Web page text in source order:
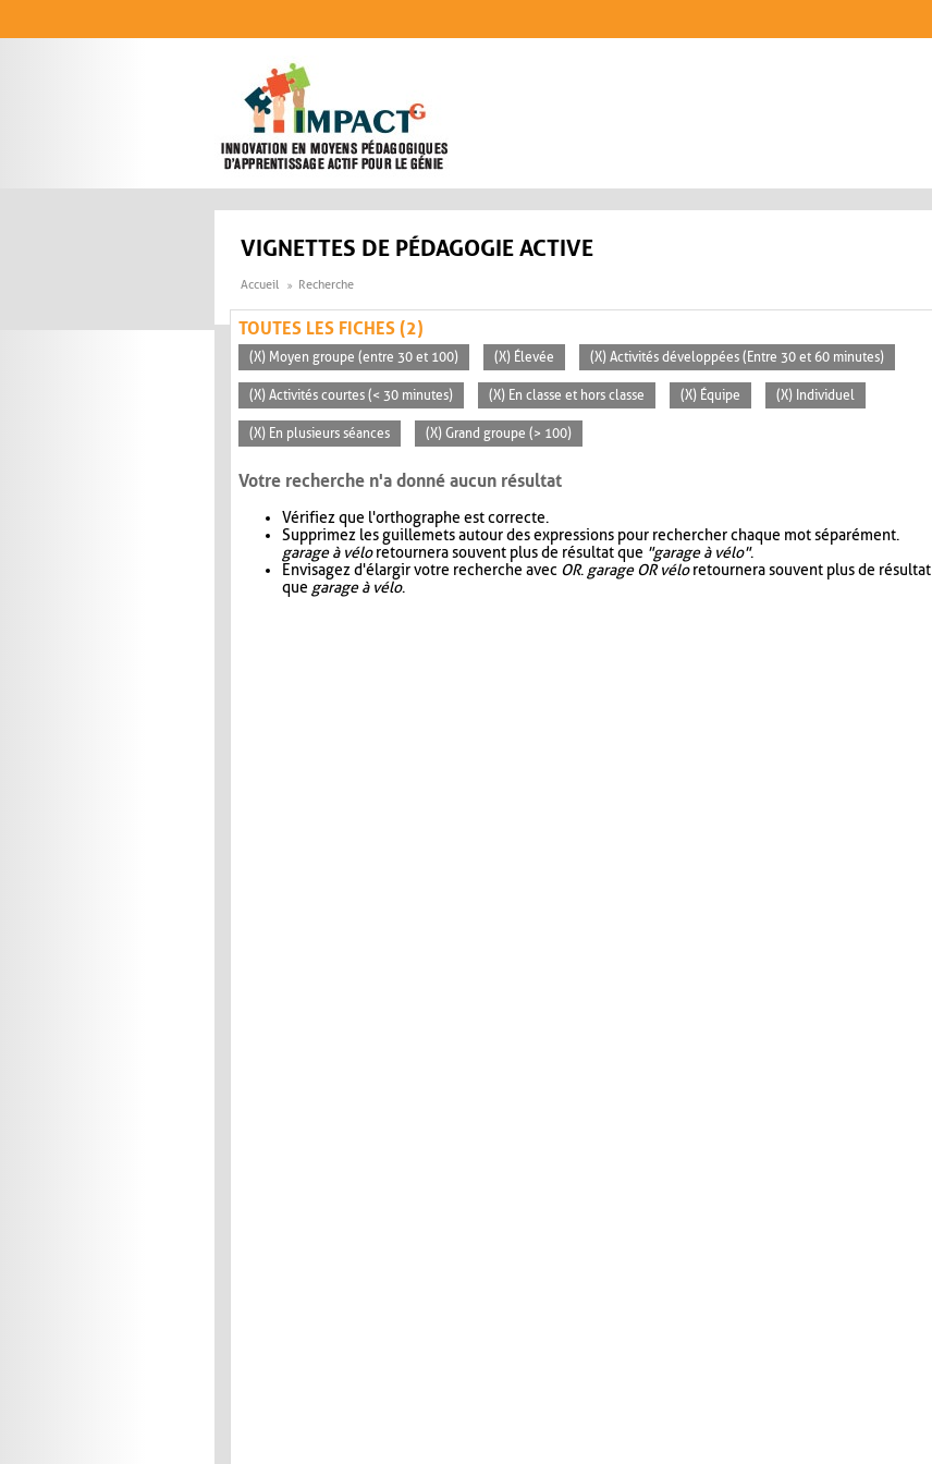
VIGNETTES DE PÉDAGOGIE ACTIVE
Accueil Recherche
TOUTES LES FICHES (2)
(X) Moyen groupe (entre 30 et 100) (X) Élevée (X) Activités développées (Entre 30 et 60 minutes)
(X) Activités courtes (< 30 minutes) (X) En classe et hors classe (X) Équipe (X) Individuel
(X) En plusieurs séances (X) Grand groupe (> 100)
Votre recherche n'a donné aucun résultat
Vérifiez que l'orthographe est correcte.
Supprimez les guillemets autour des expressions pour rechercher chaque mot séparément.
garage à véloretournera souvent plus de résultat que "garage à vélo".
Envisagez d'élargir votre recherche avec OR. garage OR véloretournera souvent plus de résultat
que garage à vélo.